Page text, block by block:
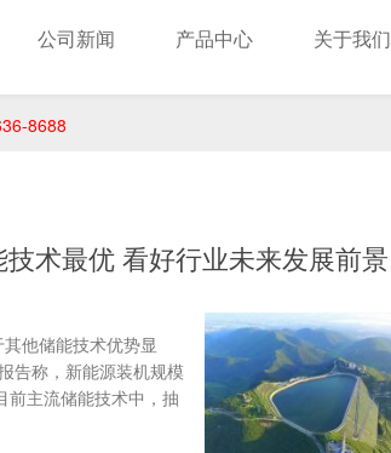
8688
公司新闻 产品中心 关于我们
术最优 看好行业未来发展前景
他储能技术优势显
称，新能源装机规模
前主流储能技术中，抽